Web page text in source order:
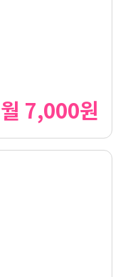
월 7,000원